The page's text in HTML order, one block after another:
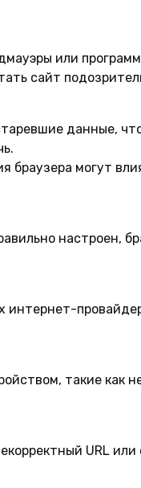
или
сайт
данные,
браузера могут
настроен,
интернет-
такие как
URL